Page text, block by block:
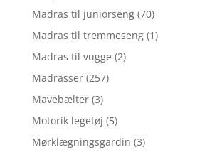
Madras til juniorseng (70)
Madras til tremmeseng (1)
Madras til vugge (2)
Madrasser (257)
Mavebælter (3)
Motorik legetøj (5)
Mørklægningsgardin (3)